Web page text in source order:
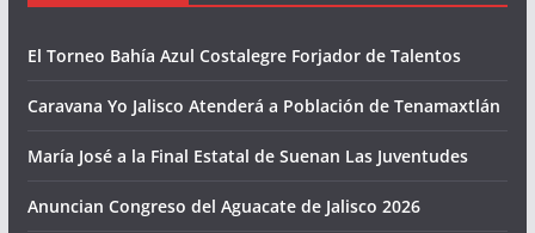
El Torneo Bahía Azul Costalegre Forjador de Talentos
Caravana Yo Jalisco Atenderá a Población de Tenamaxtlán
María José a la Final Estatal de Suenan Las Juventudes
Anuncian Congreso del Aguacate de Jalisco 2026